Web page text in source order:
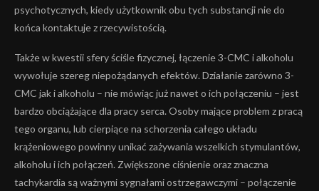
psychotycznych, kiedy użytkownik obu tych substancji nie do
końca kontaktuje z rzecywistością.
Także w kwestii sfery ściśle fizycznej, łączenie 3-CMC i alkoholu
wywołuje szereg niepożądanych efektów. Działanie zarówno 3-
CMC jak i alkoholu – nie mówiąc już nawet o ich połączeniu – jest
bardzo obciążające dla pracy serca. Osoby mające problem z pracą
tego organu, lub cierpiące na schorzenia całego układu
krążeniowego powinny unikać zażywania wszelkich stymulantów,
alkoholu i ich połączeń. Zwiększone ciśnienie oraz znaczna
tachykardia są ważnymi sygnałami ostrzegawczymi – połączenie